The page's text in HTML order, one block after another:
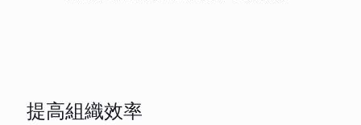
提高組織效率